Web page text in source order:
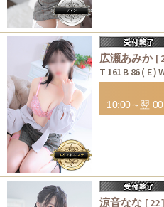
広瀬あみか [
T 161 B 86 ( E )
10:00～翌
涼音なな [ 22 ]